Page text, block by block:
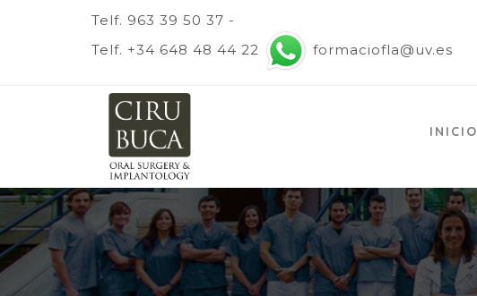
Telf. 963 39 50 37 -
Telf. +34 648 48 44 22
formaciofla@uv.es
INICIO